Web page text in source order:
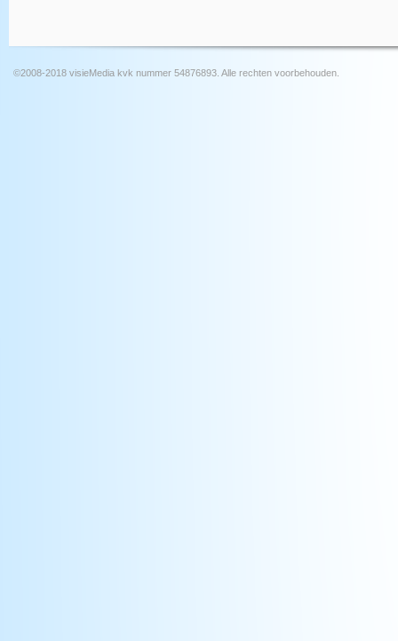
©2008-2018 visieMedia kvk nummer 54876893. Alle rechten voorbehouden.